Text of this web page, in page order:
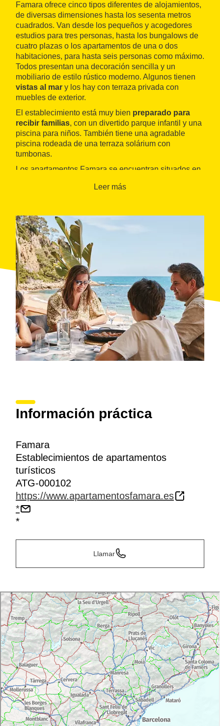
Famara ofrece cinco tipos diferentes de alojamientos,
de diversas dimensiones hasta los sesenta metros
cuadrados. Van desde los pequeños y acogedores
estudios para tres personas, hasta los bungalows de
cuatro plazas o los apartamentos de una o dos
habitaciones, para hasta seis personas como máximo.
Todos presentan una decoración sencilla y un
mobiliario de estilo rústico moderno. Algunos tienen
vistas al mar y los hay con terraza privada con
muebles de exterior.
El establecimiento está muy bien preparado para
recibir familias, con un divertido parque infantil y una
piscina para niños. También tiene una agradable
piscina rodeada de una terraza solárium con
tumbonas.
Los apartamentos Famara se encuentran situados en
. Se puede bajar a pie hasta la
Ambas poblaciones disponen de una gran oferta de
comercios, restaurantes, lcoales de ocio y todo tipo de
servicios.
Leer más
Información práctica
Famara
Establecimientos de apartamentos
turísticos
ATG-000102
https://www.apartamentosfamara.es
*
*
Llamar